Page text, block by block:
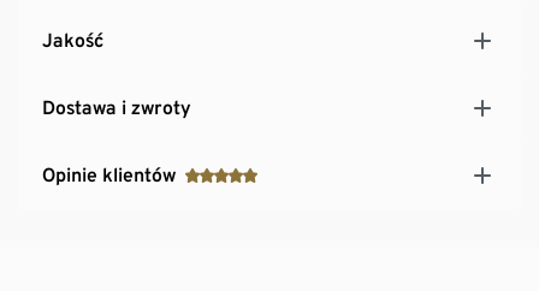
Jakość
Dostawa i zwroty
Opinie klientów